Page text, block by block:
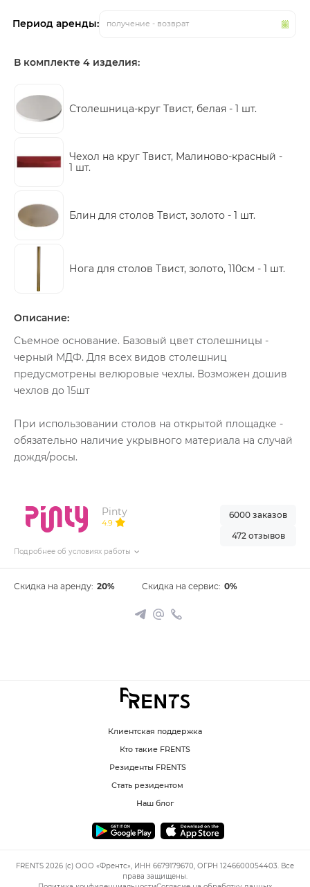
Период аренды: получение - возврат
В комплекте 4 изделия:
Столешница-круг Твист, белая - 1 шт.
Чехол на круг Твист, Малиново-красный -
1 шт.
Блин для столов Твист, золото - 1 шт.
Нога для столов Твист, золото, 110см - 1 шт.
Описание:
Съемное основание. Базовый цвет столешницы -
черный МДФ. Для всех видов столешниц
предусмотрены велюровые чехлы. Возможен дошив
чехлов до 15шт
При использовании столов на открытой площадке -
обязательно наличие укрывного материала на случай
дождя/росы.
Pinty
4.9
Подробнее об условиях работы
6000 заказов
472 отзывов
Скидка на аренду: 20% Скидка на сервис: 0%
Клиентская поддержка
Кто такие FRENTS
Резиденты FRENTS
Стать резидентом
Наш блог
FRENTS 2026 (c) ООО «Френтс», ИНН 6679179670, ОГРН 1246600054403. Все
права защищены.